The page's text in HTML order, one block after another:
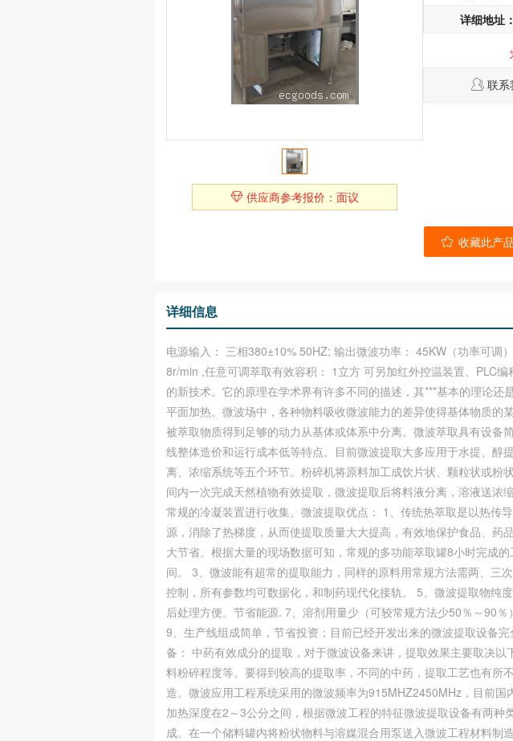
供应商参考报价：面议
详细地址：
联系
收藏此产品
详细信息
电源输入： 三相380±10% 50HZ; 输出微波功率： 45KW（功率可
8r/min ,任意可调萃取有效容积： 1立方 可另加红外控温装置、PLC
的新技术。它的原理在学术界有许多不同的描述，其***基本的理论
平面加热。微波场中，各种物料吸收微波能力的差异使得基体物质的
被萃取物质得到足够的动力从基体或体系中分离。微波萃取具有设
线整体造价和运行成本低等特点。目前微波提取大多应用于水提、
离、浓缩系统等五个环节。粉碎机将原料加工成饮片状、颗粒状或
间内一次完成天然植物有效提取，微波提取后将料液分离，溶液送
常规的冷凝装置进行收集。微波提取优点： 1、传统热萃取是以热传
源，消除了热梯度，从而使提取质量大大提高，有效地保护食品、
大节省。根据大量的现场数据可知，常规的多功能萃取罐8小时完成
间。 3、微波能有超常的提取能力，同样的原料用常规方法需两、三
控制，所有参数均可数据化，和制药现代化接轨。 5、微波提取物纯
后处理方便。节省能源. 7、溶剂用量少（可较常规方法少50％～90
9、生产线组成简单，节省投资；目前已经开发出来的微波提取设备
备： 中药有效成分的提取，对于微波设备来讲，提取效果主要取决
料粉碎程度等。要得到较高的提取率，不同的中药，提取工艺也有
造。微波应用工程系统采用的微波频率为915MHZ2450MHz，目前
加热深度在2～3公分之间，根据微波工程的特征微波提取设备有两
成。在一个储料罐内将粉状物料与溶媒混合用泵送入微波工程材料